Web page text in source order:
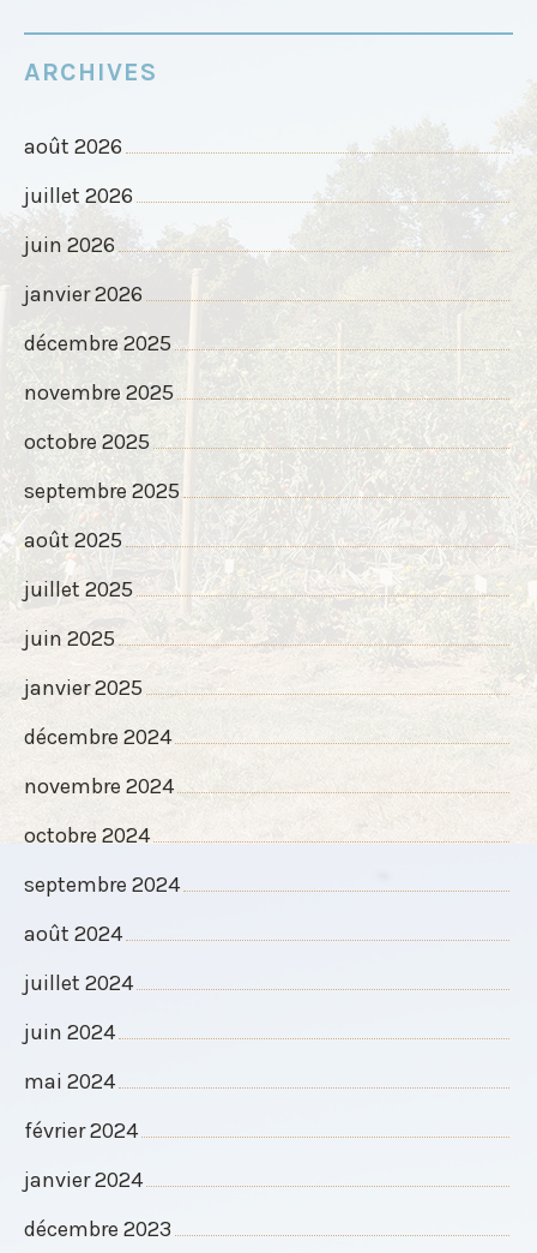
ARCHIVES
août 2026
juillet 2026
juin 2026
janvier 2026
décembre 2025
novembre 2025
octobre 2025
septembre 2025
août 2025
juillet 2025
juin 2025
janvier 2025
décembre 2024
novembre 2024
octobre 2024
septembre 2024
août 2024
juillet 2024
juin 2024
mai 2024
février 2024
janvier 2024
décembre 2023